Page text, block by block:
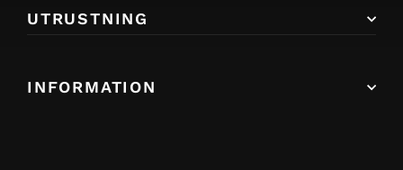
UTRUSTNING
INFORMATION